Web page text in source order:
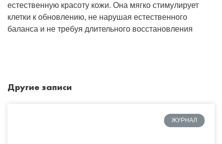
естественную красоту кожи. Она мягко стимулирует
клетки к обновлению, не нарушая естественного
баланса и не требуя длительного восстановления
Другие записи
ЖУРНАЛ